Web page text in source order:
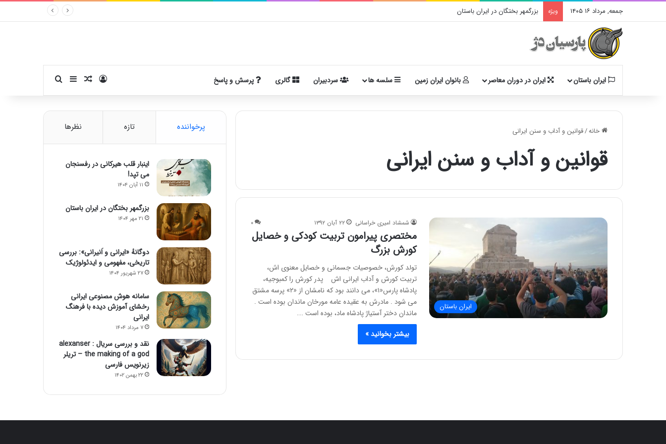
جمعه, مرداد ۱۶ ۱۴۰۵ ویژه بزرگمهر بختگان در ایران باستان
ایران باستان ایران در دوران معاصر بانوان ایران زمین سلسه ها سردبیران گالری پرسش و پاسخ ورودنوشته تصادفی
سایدبارجستجو برای
خانه/ﻗﻮﺍﻧﻴﻦ ﻭ ﺁﺩﺍﺏ ﻭ ﺳﻨﻦ ﺍﻳﺮﺍﻧﻰ
ﻗﻮﺍﻧﻴﻦ ﻭ ﺁﺩﺍﺏ ﻭ ﺳﻨﻦ ﺍﻳﺮﺍﻧﻰ
ایران باستان
شمشاد امیری خراسانی ۲۲ آبان ۱۳۹۲ ۰
مختصری پیرامون تربیت کودکی و ﺧﺼﺎﻳﻞ
کورش بزرگ
ﺗﻮﻟﺪ ﻛﻮﺭﺵ، ﺧﺼﻮﺻﻴﺎﺕ ﺟﺴﻤﺎﻧﻰ ﻭ ﺧﺼﺎﻳﻞ ﻣﻌﻨﻮﻯ ﺍﺵ،
ﺗﺮﺑﻴﺖ ﻛﻮﺭﺵ ﻭ ﺁﺩﺍﺏ ﺍﻳﺮﺍﻧﻰ ﺍﺵ ﭘﺪﺭ ﻛﻮﺭﺵ ﺭﺍ ﻛﻤﺒﻮﺟﻴﻪ،
ﭘﺎﺩﺷﺎﻩ ﭘﺎﺭﺱ«۱»، ﻣﻰ ﺩﺍﻧﻨﺪ ﺑﻮﺩ ﻛﻪ ﻧﺎﻣﺸﺎﻥ ﺍﺯ «۲» ﭘﺮﺳﻪ ﻣﺸﺘﻖ
ﻣﻰ ﺷﻮﺩ . ﻣﺎﺩﺭﺵ ﺑﻪ ﻋﻘﻴﺪﻩ ﻋﺎﻣﻪ ﻣﻮﺭﺧﺎﻥ ﻣﺎﻧﺪﺍﻥ ﺑﻮﺩﻩ ﺍﺳﺖ .
ﻣﺎﻧﺪﺍﻥ ﺩﺧﺘﺮ ﺁﺳﺘﻴﺎژ ﭘﺎﺩﺷﺎﻩ ﻣﺎﺩ، ﺑﻮﺩﻩ ﺍﺳﺖ .…
بیشتر بخوانید »
پرخواننده تازه نظرها
اینبار قلب هیرکانی در رفسنجان
می تپد!
۱۱ آبان ۱۴۰۴
بزرگمهر بختگان در ایران باستان
۲۱ مهر ۱۴۰۴
دوگانهٔ «ایرانی و اَنیرانی»: بررسی
تاریخی، مفهومی و ایدئولوژیک
۲۷ شهریور ۱۴۰۴
سامانه هوش مصنوعی ایرانی
رخشای آموزش دیده با فرهنگ
ایرانی
۷ مرداد ۱۴۰۴
نقد و بررسی سریال alexanser :
the making of a god – تریلر
زیرنویس فارسی
۲۲ بهمن ۱۴۰۲